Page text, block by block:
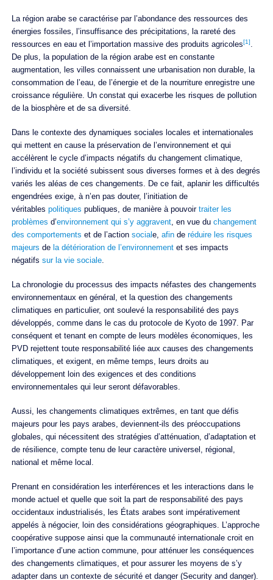
La région arabe se caractérise par l’abondance des ressources des
énergies fossiles, l’insuffisance des précipitations, la rareté des
ressources en eau et l’importation massive des produits agricoles[1].
De plus, la population de la région arabe est en constante
augmentation, les villes connaissent une urbanisation non durable, la
consommation de l’eau, de l’énergie et de la nourriture enregistre une
croissance régulière. Un constat qui exacerbe les risques de pollution
de la biosphère et de sa diversité.
Dans le contexte des dynamiques sociales locales et internationales
qui mettent en cause la préservation de l’environnement et qui
accélèrent le cycle d’impacts négatifs du changement climatique,
l’individu et la société subissent sous diverses formes et à des degrés
variés les aléas de ces changements. De ce fait, aplanir les difficultés
engendrées exige, à n’en pas douter, l’initiation de
véritables politiques publiques, de manière à pouvoir traiter les
problèmes d’environnement qui s’y aggravent, en vue du changement
des comportements et de l’action sociale, afinde réduire les risques
majeurs de la détérioration de l’environnementet ses impacts
négatifs sur la vie sociale.
La chronologie du processus des impacts néfastes des changements
environnementaux en général, et la question des changements
climatiques en particulier, ont soulevé la responsabilité des pays
développés, comme dans le cas du protocole de Kyoto de 1997. Par
conséquent et tenant en compte de leurs modèles économiques, les
PVD rejettent toute responsabilité liée aux causes des changements
climatiques, et exigent, en même temps, leurs droits au
développement loin des exigences et des conditions
environnementales qui leur seront défavorables.
Aussi, les changements climatiques extrêmes, en tant que défis
majeurs pour les pays arabes, deviennent-ils des préoccupations
globales, qui nécessitent des stratégies d’atténuation, d’adaptation et
de résilience, compte tenu de leur caractère universel, régional,
national et même local.
Prenant en considération les interférences et les interactions dans le
monde actuel et quelle que soit la part de responsabilité des pays
occidentaux industrialisés, les États arabes sont impérativement
appelés à négocier, loin des considérations géographiques. L’approche
coopérative suppose ainsi que la communauté internationale croit en
l’importance d’une action commune, pour atténuer les conséquences
des changements climatiques, et pour assurer les moyens de s’y
adapter dans un contexte de sécurité et danger (Security and danger).